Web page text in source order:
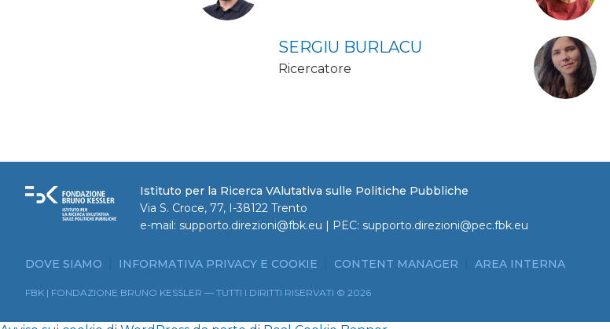
SERGIU BURLACU
Ricercatore
Istituto per la Ricerca VAlutativa sulle Politiche Pubbliche
Via S. Croce, 77, I-38122 Trento
e-mail: supporto.direzioni@fbk.eu | PEC: supporto.direzioni@pec.fbk.eu
DOVE SIAMO INFORMATIVA PRIVACY E COOKIE CONTENT MANAGER AREA INTERNA
FBK | FONDAZIONE BRUNO KESSLER — TUTTI I DIRITTI RISERVATI © 2026